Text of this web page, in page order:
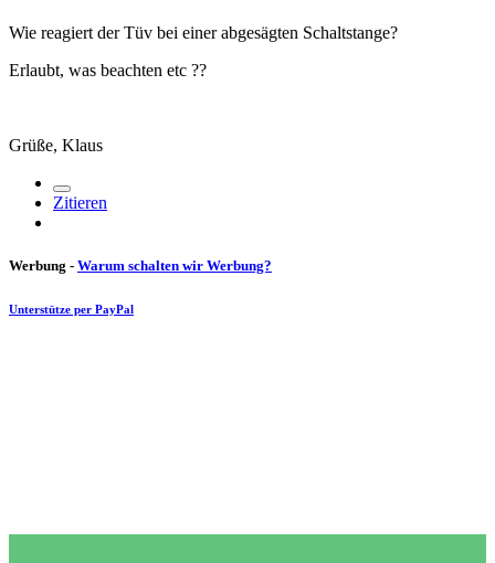
Wie reagiert der Tüv bei einer abgesägten Schaltstange?
Erlaubt, was beachten etc ??
Grüße, Klaus
Zitieren
Werbung - Warum schalten wir Werbung?
Unterstütze per PayPal